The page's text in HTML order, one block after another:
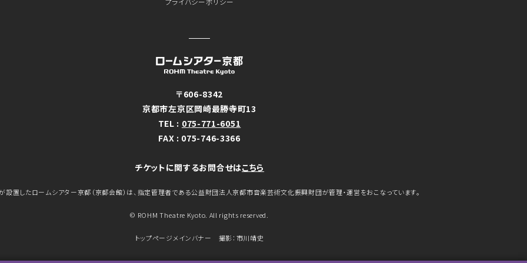
〒606-8342
京都市左京区岡崎最勝寺町13
TEL : 075-771-6051
FAX : 075-746-3366
チケットに関するお問合せはこちら
設置したロームシアター京都（京都会館）は、指定管理者である公益財団法人京都市音楽芸術文化振興財団が管理・運営をおこなっています。
© ROHM Theatre Kyoto. All rights reserved.
トップページメインバナー 撮影：市川靖史